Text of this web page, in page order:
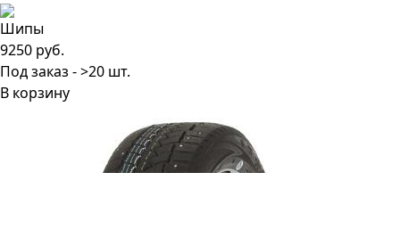
9250 руб.
Под заказ - >20 шт.
В корзину